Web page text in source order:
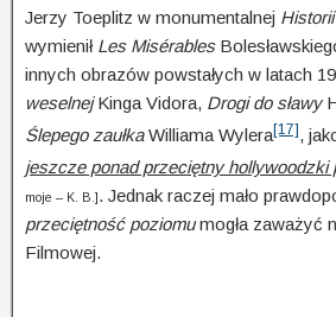
Jerzy Toeplitz w monumentalnej
wymienił Les Misérables
innych obrazów powstałych w latach
weselnejKinga Vidora, Drogi do sławy
Ślepego zaułkaWilliama Wylera[17],
jeszcze ponad przeciętny hollywoodzki
moje – K. B.]. Jednak raczej mało
przeciętność poziomumogła zaważyć
Filmowej.